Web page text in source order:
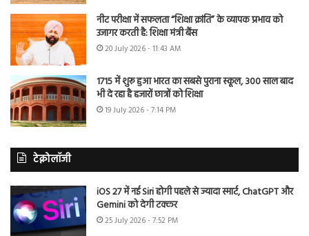
नीट परीक्षा में सफलता “शिक्षा क्रांति” के व्यापक प्रभाव को
उजागर करती है: शिक्षा मंत्री बैंस
20 July 2026 - 11:43 AM
1715 में शुरू हुआ भारत का सबसे पुराना स्कूल, 300 साल बाद
भी दे रहा है हजारों छात्रों को शिक्षा
19 July 2026 - 7:14 PM
टेक्नोलॉजी
iOS 27 में नई Siri होगी पहले से ज्यादा स्मार्ट, ChatGPT और
Gemini को देगी टक्कर
25 July 2026 - 7:52 PM